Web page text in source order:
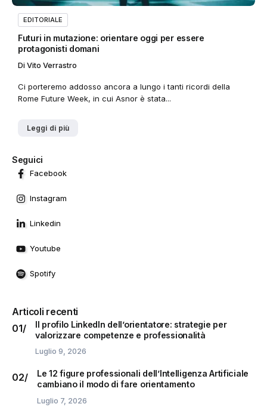
Seguici
Facebook
Instagram
Linkedin
Youtube
Spotify
EDITORIALE
Futuri in mutazione: orientare oggi per essere
protagonisti domani
Di Vito Verrastro
Ci porteremo addosso ancora a lungo i tanti ricordi della
Rome Future Week, in cui Asnor è stata...
Leggi di più
Articoli recenti
Il profilo LinkedIn dell’orientatore: strategie per
valorizzare competenze e professionalità
Luglio 9, 2026
Le 12 figure professionali dell’Intelligenza Artificiale
cambiano il modo di fare orientamento
Luglio 7, 2026